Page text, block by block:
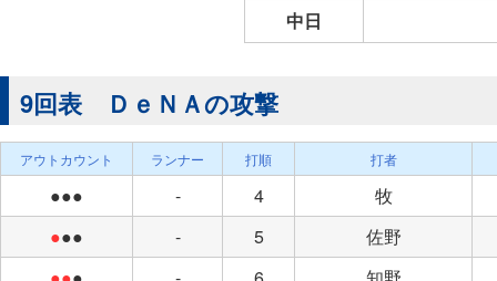
中日
9回表 ＤｅＮＡの攻撃
アウトカウント ランナー 打順 打者
●●● - 4
牧
●●● - 5
佐野